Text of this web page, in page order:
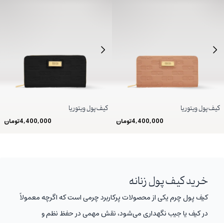
کیف پول ویتوریا
4,400,000تومان
کیف پول ویتوریا
4,400,000تومان
خرید کیف پول زنانه
کیف پول چرم یکی از محصولات پرکاربرد چرمی است که اگرچه معمولاً
در کیف یا جیب نگهداری می‌شود، نقش مهمی در حفظ نظم و